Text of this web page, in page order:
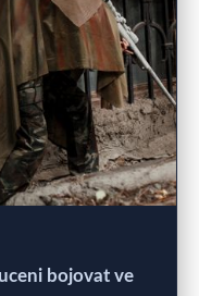
bojovat ve